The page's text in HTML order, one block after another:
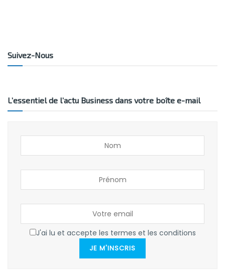
Suivez-Nous
L’essentiel de l’actu Business dans votre boîte e-mail
J'ai lu et accepte les termes et les conditions
JE M'INSCRIS